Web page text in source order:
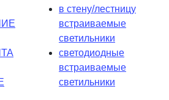
в стену/лестницу
встраиваемые
светильники
светодиодные
встраиваемые
светильники